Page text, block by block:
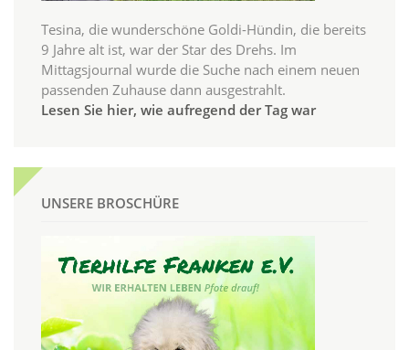
Tesina, die wunderschöne Goldi-Hündin, die bereits
9 Jahre alt ist, war der Star des Drehs. Im
Mittagsjournal wurde die Suche nach einem neuen
passenden Zuhause dann ausgestrahlt.
Lesen Sie hier, wie aufregend der Tag war
UNSERE BROSCHÜRE